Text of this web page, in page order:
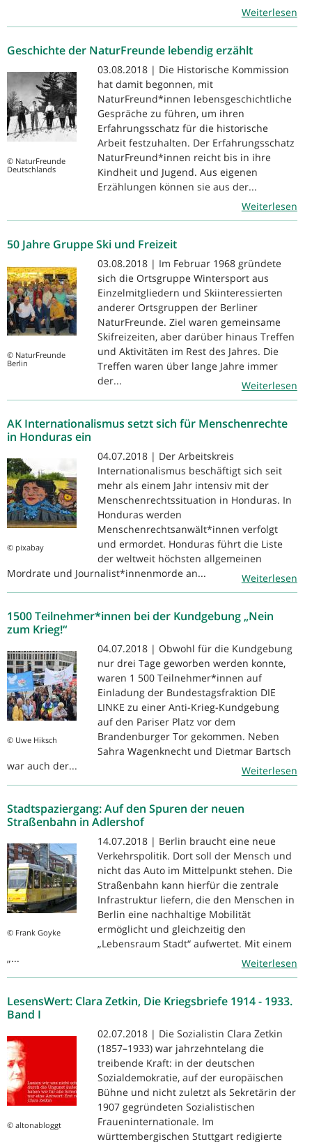
Weiterlesen
Geschichte der NaturFreunde lebendig erzählt
© NaturFreunde
Deutschlands
03.08.2018 | Die Historische Kommission
hat damit begonnen, mit
NaturFreund*innen lebensgeschichtliche
Gespräche zu führen, um ihren
Erfahrungsschatz für die historische
Arbeit festzuhalten. Der Erfahrungsschatz
NaturFreund*innen reicht bis in ihre
Kindheit und Jugend. Aus eigenen
Erzählungen können sie aus der...
Weiterlesen
50 Jahre Gruppe Ski und Freizeit
© NaturFreunde
Berlin
03.08.2018 | Im Februar 1968 gründete
sich die Ortsgruppe Wintersport aus
Einzelmitgliedern und Skiinteressierten
anderer Ortsgruppen der Berliner
NaturFreunde. Ziel waren gemeinsame
Skifreizeiten, aber darüber hinaus Treffen
und Aktivitäten im Rest des Jahres. Die
Treffen waren über lange Jahre immer
der...
Weiterlesen
AK Internationalismus setzt sich für Menschenrechte
in Honduras ein
© pixabay
04.07.2018 | Der Arbeitskreis
Internationalismus beschäftigt sich seit
mehr als einem Jahr intensiv mit der
Menschenrechtssituation in Honduras. In
Honduras werden
Menschenrechtsanwält*innen verfolgt
und ermordet. Honduras führt die Liste
der weltweit höchsten allgemeinen
Mordrate und Journalist*innenmorde an...
Weiterlesen
1500 Teilnehmer*innen bei der Kundgebung „Nein
zum Krieg!“
© Uwe Hiksch
04.07.2018 | Obwohl für die Kundgebung
nur drei Tage geworben werden konnte,
waren 1 500 Teilnehmer*innen auf
Einladung der Bundestagsfraktion DIE
LINKE zu einer Anti-Krieg-Kundgebung
auf den Pariser Platz vor dem
Brandenburger Tor gekommen. Neben
Sahra Wagenknecht und Dietmar Bartsch
war auch der...
Weiterlesen
Stadtspaziergang: Auf den Spuren der neuen
Straßenbahn in Adlershof
© Frank Goyke
14.07.2018 | Berlin braucht eine neue
Verkehrspolitik. Dort soll der Mensch und
nicht das Auto im Mittelpunkt stehen. Die
Straßenbahn kann hierfür die zentrale
Infrastruktur liefern, die den Menschen in
Berlin eine nachhaltige Mobilität
ermöglicht und gleichzeitig den
„Lebensraum Stadt“ aufwertet. Mit einem
„...
Weiterlesen
LesensWert: Clara Zetkin, Die Kriegsbriefe 1914 - 1933.
Band I
© altonabloggt
02.07.2018 | Die Sozialistin Clara Zetkin
(1857–1933) war jahrzehntelang die
treibende Kraft: in der deutschen
Sozialdemokratie, auf der europäischen
Bühne und nicht zuletzt als Sekretärin der
1907 gegründeten Sozialistischen
Fraueninternationale. Im
württembergischen Stuttgart redigierte